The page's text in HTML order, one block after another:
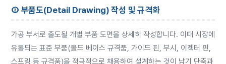
③ 부품도(Detail Drawing) 작성 및 규격화
가공 부서로 출도될 개별 부품 도면을 상세히 작성합니다. 이때 시장에
유통되는 표준 부품(몰드 베이스 규격품, 가이드 핀, 부시, 이젝터 핀,
스프링 등 규격품)을 적극적으로 채용하여 설계하는 것이 납기 단축과